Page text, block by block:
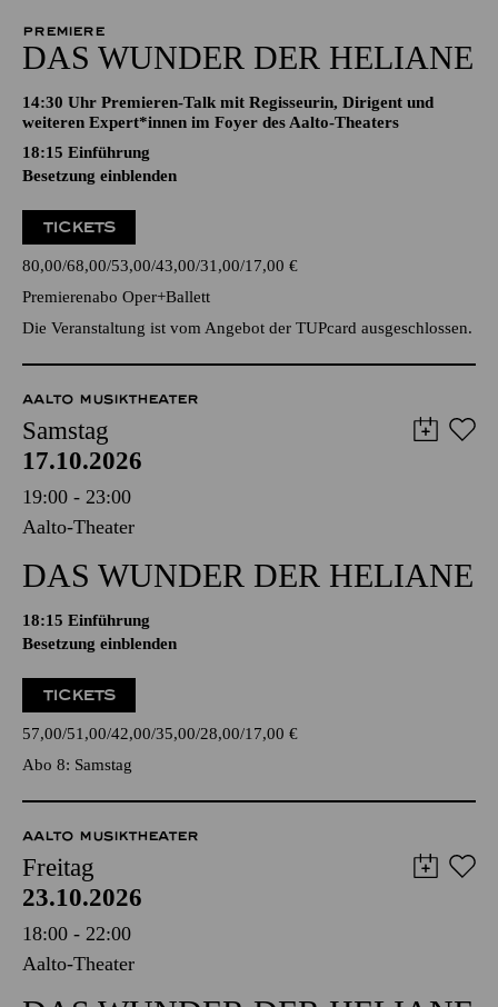
PREMIERE
DAS WUNDER DER HELIANE
14:30 Uhr Premieren-Talk mit Regisseurin, Dirigent und
weiteren Expert*innen im Foyer des Aalto-Theaters
18:15 Einführung
Besetzung einblenden
TICKETS
80,00 68,00 53,00 43,00 31,00 17,00 €
Premierenabo Oper+Ballett
Die Veranstaltung ist vom Angebot der TUPcard ausgeschlossen.
AALTO MUSIKTHEATER
Samstag
17.10.2026
19:00 - 23:00
Aalto-Theater
DAS WUNDER DER HELIANE
18:15 Einführung
Besetzung einblenden
TICKETS
57,00 51,00 42,00 35,00 28,00 17,00 €
Abo 8: Samstag
AALTO MUSIKTHEATER
Freitag
23.10.2026
18:00 - 22:00
Aalto-Theater